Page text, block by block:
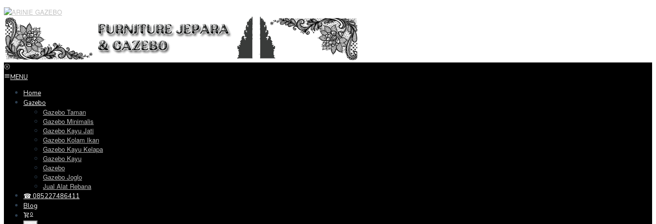
Loncat
ke
konten
MENU
Home
Gazebo
Gazebo Taman
Gazebo Minimalis
Gazebo Kayu Jati
Gazebo Kolam Ikan
Gazebo Kayu Kelapa
Gazebo Kayu
Gazebo
Gazebo Joglo
Jual Alat Rebana
☎ 085227486411
Blog
0